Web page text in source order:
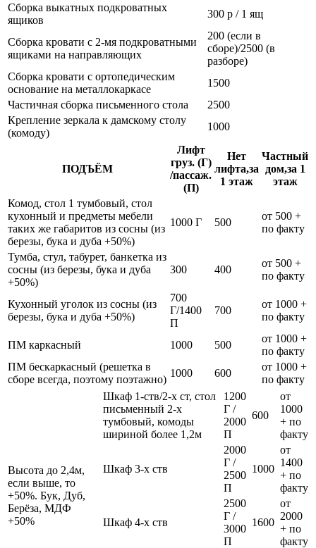
Сборка выкатных подкроватных
ящиков
300 р / 1 ящ
Сборка кровати с 2-мя подкроватными
ящиками на направляющих
200 (если в
сборе)/2500 (в
разборе)
Сборка кровати с ортопедическим
основание на металлокаркасе
1500
Частичная сборка письменного стола
2500
Крепление зеркала к дамскому столу
(комоду)
1000
ПОДЪЁМ
Лифт
груз. (Г)
/пассаж.
(П)
Нет
лифта,за
1 этаж
Частный
дом,за 1
этаж
Комод, стол 1 тумбовый, стол
кухонный и предметы мебели
таких же габаритов из сосны (из
березы, бука и дуба +50%)
1000 Г 500
от 500 +
по факту
Тумба, стул, табурет, банкетка из
сосны (из березы, бука и дуба
+50%)
300 400
от 500 +
по факту
Кухонный уголок из сосны (из
березы, бука и дуба +50%)
700
Г/1400
П
700
от 1000 +
по факту
ПМ каркасный 1000 500
от 1000 +
по факту
ПМ бескаркасный (решетка в
сборе всегда, поэтому поэтажно)
1000 600
от 1000 +
по факту
Высота до 2,4м,
если выше, то
+50%. Бук, Дуб,
Берёза, МДФ
+50%
Шкаф 1-ств/2-х ст, стол
письменный 2-х
тумбовый, комоды
шириной более 1,2м
1200
Г /
2000
П
600
от
1000
+ по
факту
Шкаф 3-х ств
2000
Г /
2500
П
1000
от
1400
+ по
факту
Шкаф 4-х ств
2500
Г /
3000
П
1600
от
2000
+ по
факту